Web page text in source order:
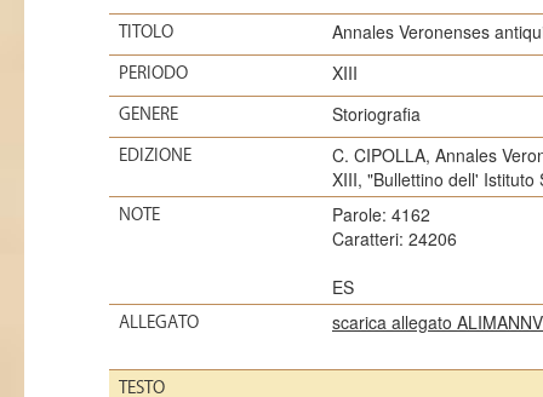
TITOLO Annales Veronenses
PERIODO XIII
GENERE Storiografia
EDIZIONE
C. CIPOLLA, Annales
XIII, "Bullettino dell'
NOTE
Parole: 4162
Caratteri: 24206
ES
ALLEGATO scarica allegato
TESTO